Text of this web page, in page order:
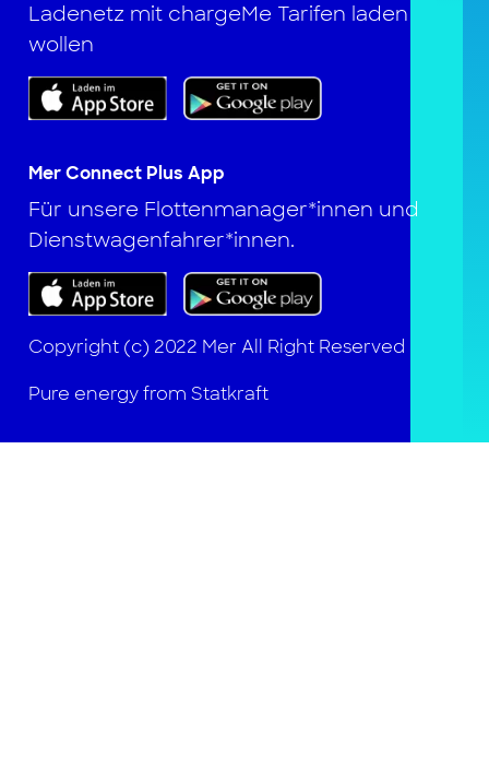
Ladenetz mit chargeMe Tarifen laden
wollen
Mer Connect Plus App
Für unsere Flottenmanager*innen und
Dienstwagenfahrer*innen.
Copyright (c) 2022 Mer All Right Reserved
Pure energy from Statkraft